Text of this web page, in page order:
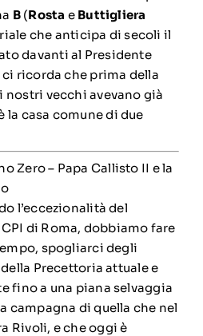
B(Rosta e Buttigliera
che anticipa di secoli il
davanti al Presidente
ricorda che prima della
nostri vecchi avevano già
la casa comune di due
Zero – Papa Callisto II e la
l’eccezionalità del
di Roma, dobbiamo fare
spogliarci degli
Precettoria attuale e
fino a una piana selvaggia
campagna di quella che nel
Rivoli, e che oggi è